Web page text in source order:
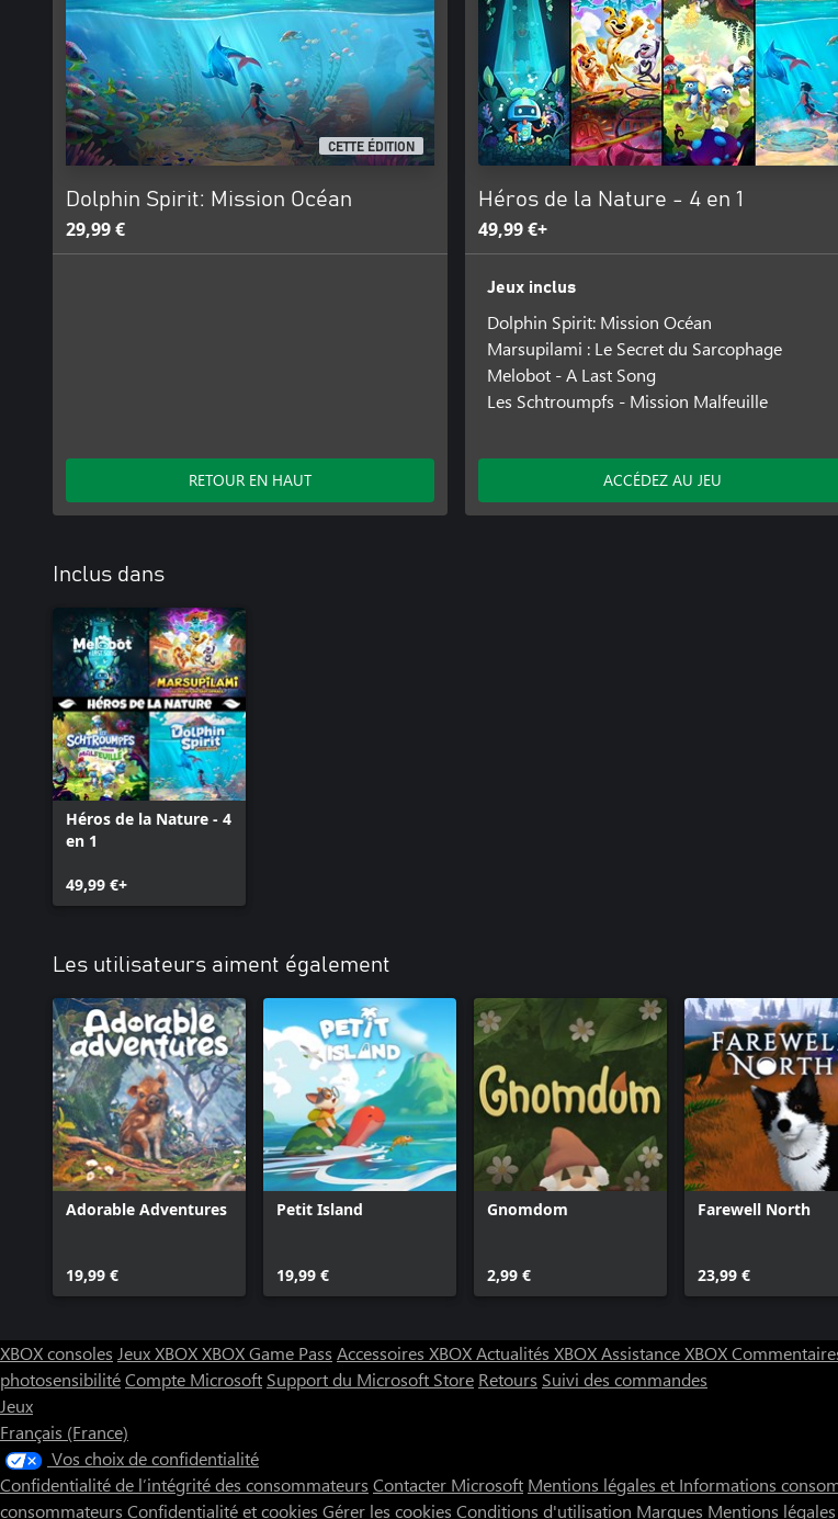
CETTE ÉDITION
Dolphin Spirit: Mission Océan
29,99 €
RETOUR EN HAUT
Héros de la Nature - 4 en 1
49,99 €+
Jeux inclus
Dolphin Spirit: Mission Océan
Marsupilami : Le Secret du Sarcophage
Melobot - A Last Song
Les Schtroumpfs - Mission Malfeuille
ACCÉDEZ AU JEU
Inclus dans
Héros de la Nature - 4
en 1
49,99 €+
Les utilisateurs aiment également
Adorable Adventures
19,99 €
Petit Island
19,99 €
Gnomdom
2,99 €
Farewell North
23,99 €
XBOX consoles Jeux XBOXXBOX Game Pass Accessoires XBOXActualités XBOXAssistance XBOX
photosensibilitéCompte Microsoft Support du Microsoft Store Retours Suivi des commandes
Jeux
Français (France)
Vos choix de confidentialité
Confidentialité de l’intégrité des consommateurs Contacter Microsoft Mentions légales et Informations
consommateurs Confidentialité et cookies Gérer les cookies Conditions d'utilisation Marques Mentions